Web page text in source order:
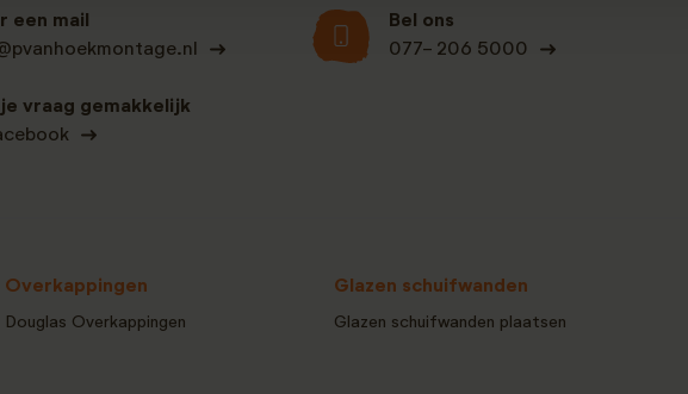
een mail
Bel ons
077- 206 5000
vraag gemakkelijk
Overkappingen
Douglas Overkappingen
Glazen schuifwanden
Glazen schuifwanden plaatsen